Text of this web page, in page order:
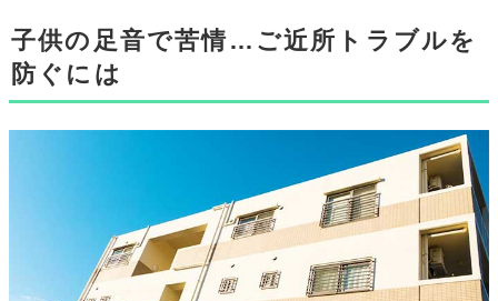
子供の足音で苦情…ご近所トラブルを
防ぐには